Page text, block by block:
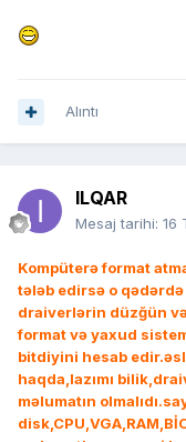
Alıntı
ILQAR
Mesaj tarihi: 16
Kompüterə format
tələb edirsə o
draiverlərin düzğün və
format və yaxud
bitdiyini hesab
haqda,lazımı
məlumatın